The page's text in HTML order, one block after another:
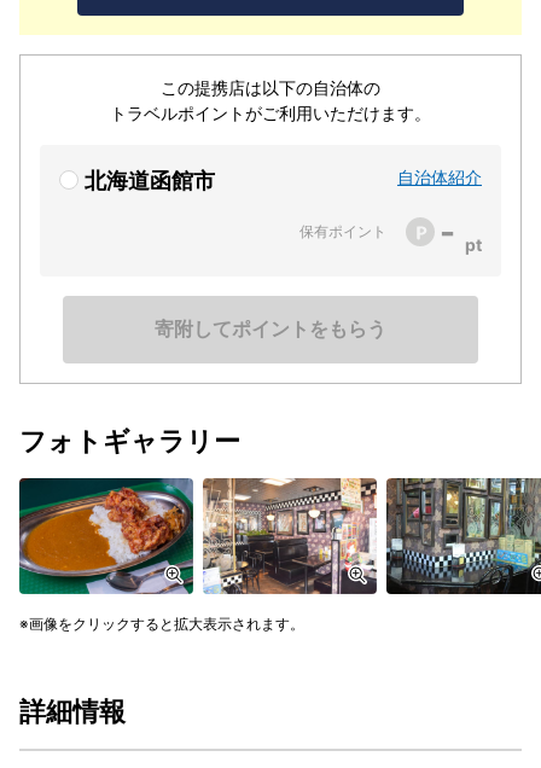
この提携店は以下の自治体の
トラベルポイントがご利用いただけます。
北海道函館市 自治体紹介
保有ポイント -
寄附してポイントをもらう
町店がねらい目かもしれません。
フォトギャラリー
画像をクリックすると拡大表示されます。
詳細情報